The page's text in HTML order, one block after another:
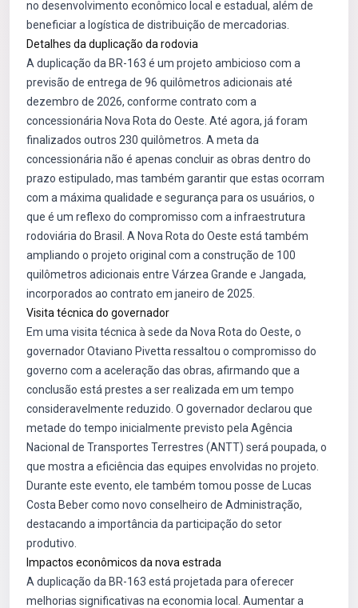
no desenvolvimento econômico local e estadual, além de
beneficiar a logística de distribuição de mercadorias.
Detalhes da duplicação da rodovia
A duplicação da BR-163 é um projeto ambicioso com a
previsão de entrega de 96 quilômetros adicionais até
dezembro de 2026, conforme contrato com a
concessionária Nova Rota do Oeste. Até agora, já foram
finalizados outros 230 quilômetros. A meta da
concessionária não é apenas concluir as obras dentro do
prazo estipulado, mas também garantir que estas ocorram
com a máxima qualidade e segurança para os usuários, o
que é um reflexo do compromisso com a infraestrutura
rodoviária do Brasil. A Nova Rota do Oeste está também
ampliando o projeto original com a construção de 100
quilômetros adicionais entre Várzea Grande e Jangada,
incorporados ao contrato em janeiro de 2025.
Visita técnica do governador
Em uma visita técnica à sede da Nova Rota do Oeste, o
governador Otaviano Pivetta ressaltou o compromisso do
governo com a aceleração das obras, afirmando que a
conclusão está prestes a ser realizada em um tempo
consideravelmente reduzido. O governador declarou que
metade do tempo inicialmente previsto pela Agência
Nacional de Transportes Terrestres (ANTT) será poupada, o
que mostra a eficiência das equipes envolvidas no projeto.
Durante este evento, ele também tomou posse de Lucas
Costa Beber como novo conselheiro de Administração,
destacando a importância da participação do setor
produtivo.
Impactos econômicos da nova estrada
A duplicação da BR-163 está projetada para oferecer
melhorias significativas na economia local. Aumentar a